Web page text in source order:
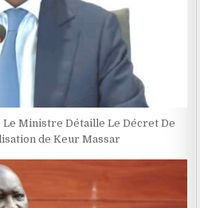
Ministre Détaille Le Décret De
de Keur Massar